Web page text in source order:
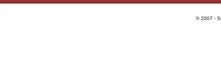
© 2007 -